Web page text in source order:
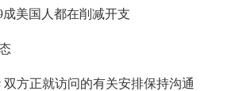
美国人都在削减开支
方正就访问的有关安排保持沟通